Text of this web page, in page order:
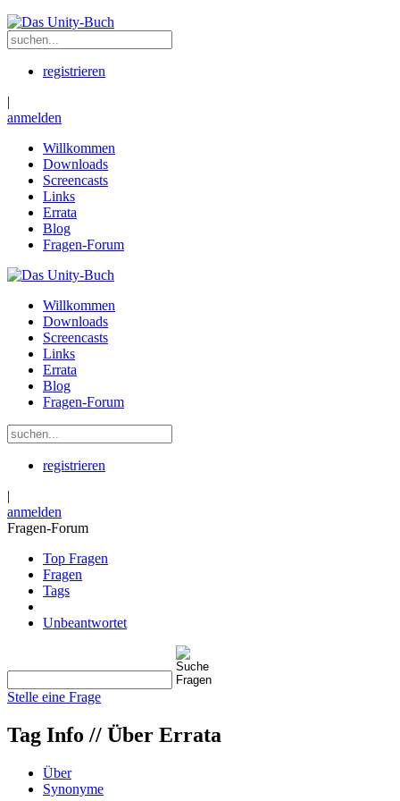
registrieren
|
anmelden
Willkommen
Downloads
Screencasts
Links
Errata
Blog
Fragen-Forum
Willkommen
Downloads
Screencasts
Links
Errata
Blog
Fragen-Forum
registrieren
|
anmelden
Fragen-Forum
Top Fragen
Fragen
Tags
Unbeantwortet
Stelle eine Frage
Tag Info // Über Errata
Über
Synonyme